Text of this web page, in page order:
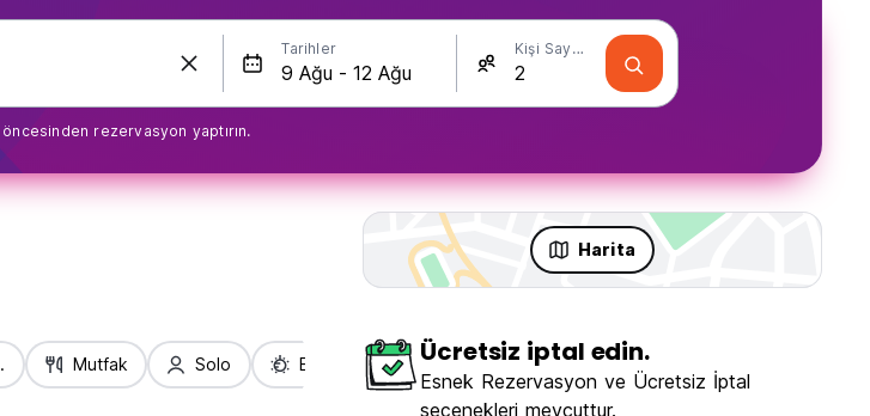
Tarihler Kişi Sayısı
rezervasyon yaptırın.
Harita
Mutfak Solo Eğlence Ücretsiz iptal edin.
Esnek Rezervasyon ve Ücretsiz İptal
seçenekleri mevcuttur.